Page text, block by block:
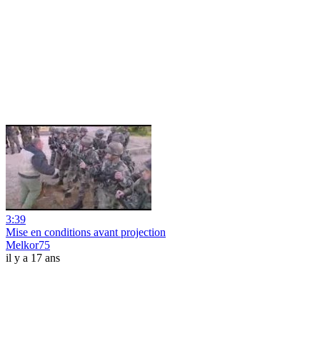
3:39
Mise en conditions avant projection
Melkor75
il y a 17 ans